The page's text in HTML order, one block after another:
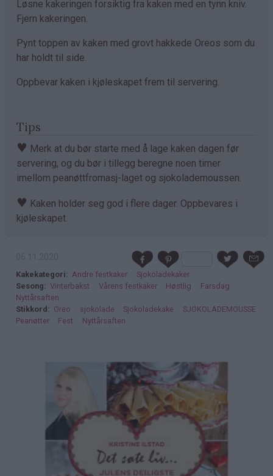
Løsne kakeringen forsiktig fra kaken med en tynn kniv.
Fjern kakeringen.
Pynt toppen av kaken med grovt hakkede Oreos som du
har holdt til side.
Oppbevar kaken i kjøleskapet frem til servering.
Tips
♥ Merk at du bør starte med å lage kaken dagen før
servering, og du bør i tillegg beregne noen timer
imellom peanøttfromasj-laget og sjokolademoussen.
♥ Kaken holder seg god i flere dager. Oppbevares i
kjøleskapet.
Kakekategori Andre festkaker
Sjokoladekaker
Sesong
Vinterbakst Vårens festkaker Høstlig
Farsdag
Nyttårsaften
Stikkord
Oreo sjokolade Sjokoladekake
SJOKOLADEMOUSSE
Peanøtter
Fest Nyttårsaften